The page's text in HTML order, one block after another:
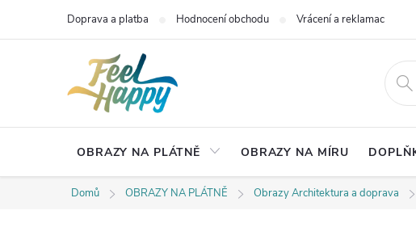
Doprava a platba Hodnocení obchodu Vrácení a reklamace
OBRAZY NA PLÁTNĚ OBRAZY NA MÍRU
Domů OBRAZY NA PLÁTNĚ Obrazy Architektura a doprava